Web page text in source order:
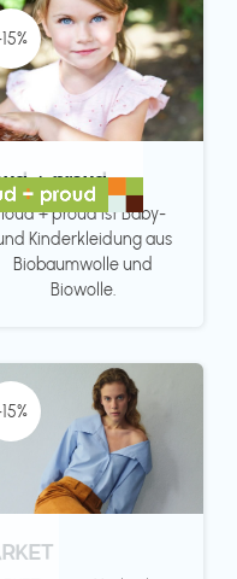
+ proud
loud + proud ist Baby-
Kinderkleidung aus
Biobaumwolle und
Biowolle.